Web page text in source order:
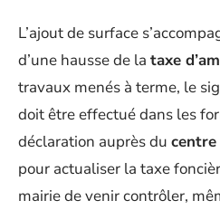
L’ajout de surface
d’une hausse de la taxe
travaux menés à terme, le
doit être effectué dans les
déclaration auprès du
pour actualiser la taxe
mairie de venir contrôler,